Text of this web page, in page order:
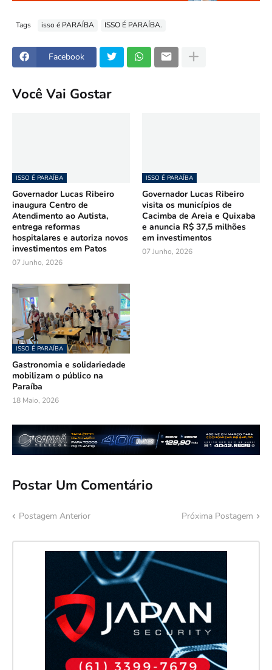
Tags isso é PARAÍBA ISSO É PARAÍBA.
Facebook
Você Vai Gostar
ISSO É PARAÍBA
Governador Lucas Ribeiro
inaugura Centro de
Atendimento ao Autista,
entrega reformas
hospitalares e autoriza novos
investimentos em Patos
07 Junho, 2026
ISSO É PARAÍBA
Governador Lucas Ribeiro
visita os municípios de
Cacimba de Areia e Quixaba
e anuncia R$ 37,5 milhões
em investimentos
07 Junho, 2026
ISSO É PARAÍBA
Gastronomia e solidariedade
mobilizam o público na
Paraíba
18 Maio, 2026
Postar Um Comentário
Postagem Anterior Próxima Postagem